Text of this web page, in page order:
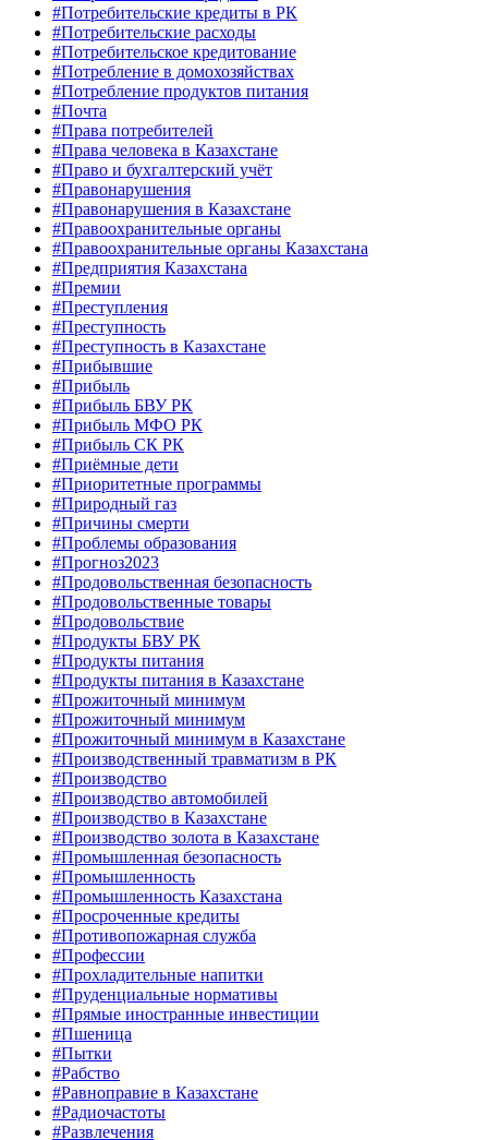
#Потребительские кредиты в РК
#Потребительские расходы
#Потребительское кредитование
#Потребление в домохозяйствах
#Потребление продуктов питания
#Почта
#Права потребителей
#Права человека в Казахстане
#Право и бухгалтерский учёт
#Правонарушения
#Правонарушения в Казахстане
#Правоохранительные органы
#Правоохранительные органы Казахстана
#Предприятия Казахстана
#Премии
#Преступления
#Преступность
#Преступность в Казахстане
#Прибывшие
#Прибыль
#Прибыль БВУ РК
#Прибыль МФО РК
#Прибыль СК РК
#Приёмные дети
#Приоритетные программы
#Природный газ
#Причины смерти
#Проблемы образования
#Прогноз2023
#Продовольственная безопасность
#Продовольственные товары
#Продовольствие
#Продукты БВУ РК
#Продукты питания
#Продукты питания в Казахстане
#Прожиточный минимум
#Прожиточный минимум
#Прожиточный минимум в Казахстане
#Производственный травматизм в РК
#Производство
#Производство автомобилей
#Производство в Казахстане
#Производство золота в Казахстане
#Промышленная безопасность
#Промышленность
#Промышленность Казахстана
#Просроченные кредиты
#Противопожарная служба
#Профессии
#Прохладительные напитки
#Пруденциальные нормативы
#Прямые иностранные инвестиции
#Пшеница
#Пытки
#Рабство
#Равноправие в Казахстане
#Радиочастоты
#Развлечения